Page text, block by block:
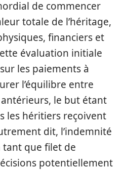
de commencer
totale de l’héritage,
financiers et
évaluation initiale
les paiements à
l’équilibre entre
antérieurs, le but étant
les héritiers reçoivent
dit, l’indemnité
que filet de
potentiellement